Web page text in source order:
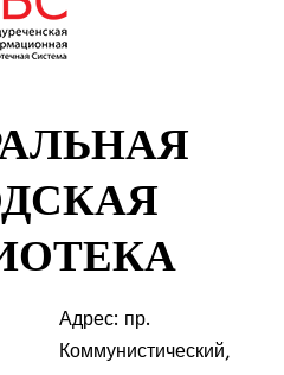
Адрес: пр.
Коммунистический,